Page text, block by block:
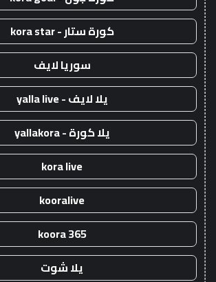
كورة ستار - kora star
سوريا لايف
يلا لايف - yalla live
يلا كورة - yallakora
kora live
kooralive
koora 365
يلا شوت